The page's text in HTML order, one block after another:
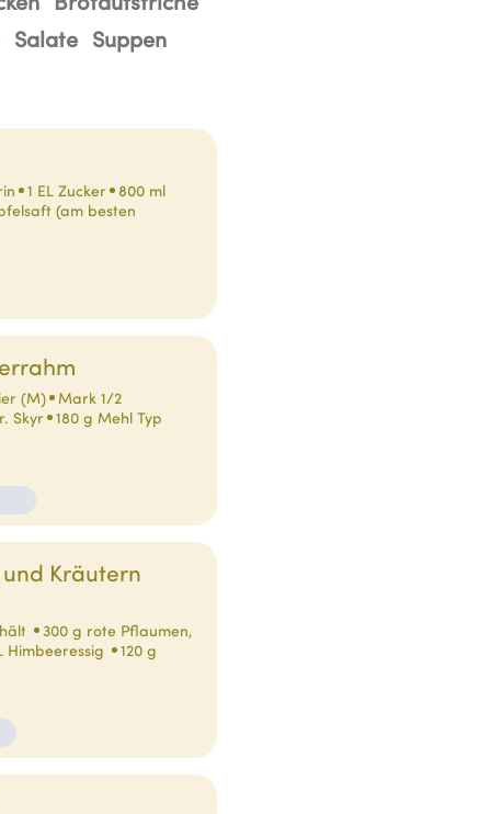
Salate Suppen
1 EL Zucker
800 ml
(am besten
(M)
Mark 1/2
Skyr
180 g Mehl Typ
Kräutern
300 g rote Pflaumen,
Himbeeressig
120 g